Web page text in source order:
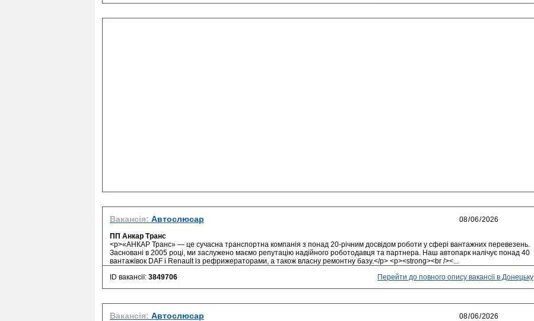
Вакансія: Автослюсар
ПП Анкар Транс
<p>«АНКАР Транс» — це сучасна транспортна компанія з понад 20-річним досвідом роботи у сфері вантажних перевезень.
Засновані в 2005 році, ми заслужено маємо репутацію надійного роботодавця та партнера. Наш автопарк налічує понад 40
вантажівок DAF і Renault із рефрижераторами, а також власну ремонтну базу.</p> <p><strong><br /><...
ID вакансії: 3849706 Перейти до повного опису вакансії в Донецьку
Вакансія: Автослюсар